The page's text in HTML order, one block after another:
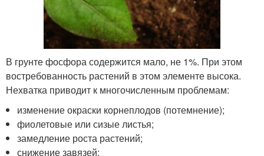
В грунте фосфора содержится мало, не 1%. При этом
востребованность растений в этом элементе высока.
Нехватка приводит к многочисленным проблемам:
изменение окраски корнеплодов (потемнение);
фиолетовые или сизые листья;
замедление роста растений;
снижение завязей;